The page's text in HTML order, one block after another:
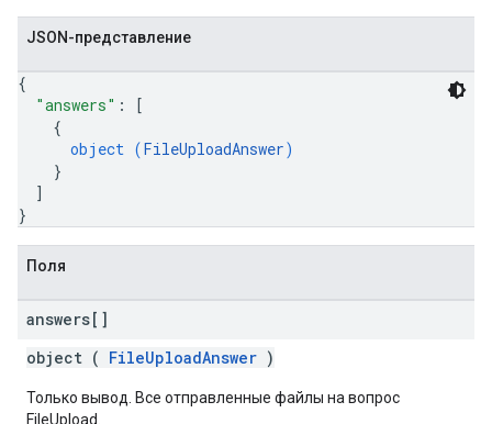
JSON-представление
{
"answers" :
[
{
object (FileUploadAnswer)
}
]
}
Поля
answers[]
object ( FileUploadAnswer )
Только вывод. Все отправленные файлы на вопрос
FileUpload.